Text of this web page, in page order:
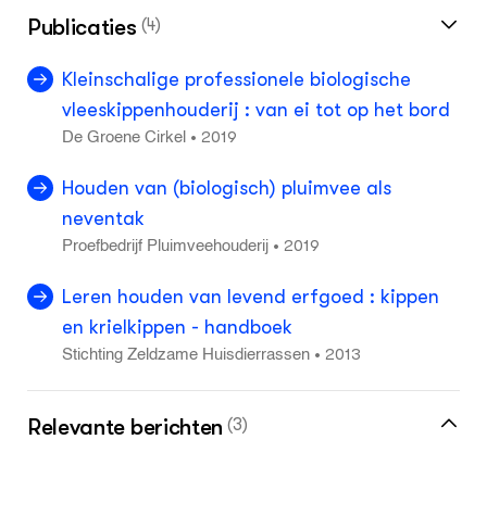
Publicaties (4)
Kleinschalige professionele biologische
vleeskippenhouderij : van ei tot op het bord
De Groene Cirkel• 2019
Houden van (biologisch) pluimvee als
neventak
Proefbedrijf Pluimveehouderij• 2019
Leren houden van levend erfgoed : kippen
en krielkippen - handboek
Stichting Zeldzame Huisdierrassen• 2013
Relevante berichten (3)